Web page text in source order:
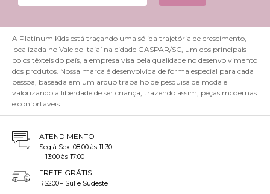
A Platinum Kids está traçando uma sólida trajetória de crescimento,
localizada no Vale do Itajaí na cidade GASPAR/SC, um dos principais
polos têxteis do país, a empresa visa pela qualidade no desenvolvimento
dos produtos. Nossa marca é desenvolvida de forma especial para cada
pessoa, baseada em um arduo trabalho de pesquisa de moda e
valorizando a liberdade de ser criança, trazendo assim, peças modernas
e confortáveis.
ATENDIMENTO
Seg à Sex: 08:00 às 11:30
13:00 às 17:00
FRETE GRÁTIS
R$200+ Sul e Sudeste